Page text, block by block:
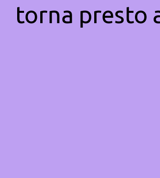
torna presto